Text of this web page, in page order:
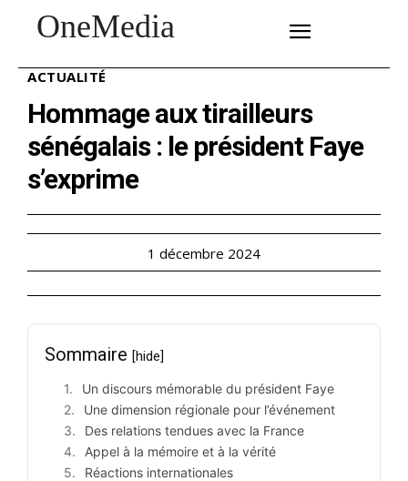
OneMedia
ACTUALITÉ
Hommage aux tirailleurs
sénégalais : le président Faye
s’exprime
1 décembre 2024
Sommaire [hide]
Un discours mémorable du président Faye
Une dimension régionale pour l’événement
Des relations tendues avec la France
Appel à la mémoire et à la vérité
Réactions internationales